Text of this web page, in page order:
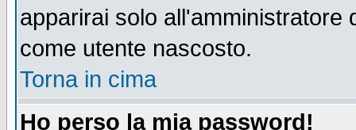
apparirai solo all'amministratore
come utente nascosto.
Torna in cima
Ho perso la mia password!